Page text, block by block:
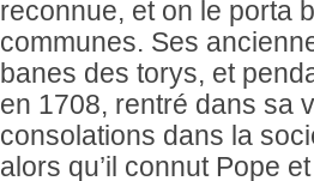
reconnue, et on le porta
communes. Ses
banes des torys, et
en 1708, rentré dans sa
consolations dans la
alors qu’il connut Pope